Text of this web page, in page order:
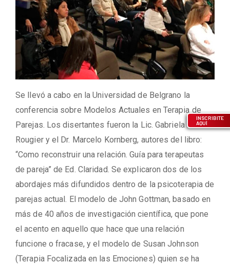
Se llevó a cabo en la Universidad de Belgrano la
conferencia sobre Modelos Actuales en Terapia de
Parejas. Los disertantes fueron la Lic. Gabriela
Rougier y el Dr. Marcelo Kornberg, autores del libro:
“Como reconstruir una relación. Guía para terapeutas
de pareja” de Ed. Claridad. Se explicaron dos de los
abordajes más difundidos dentro de la psicoterapia de
parejas actual. El modelo de John Gottman, basado en
más de 40 años de investigación científica, que pone
el acento en aquello que hace que una relación
funcione o fracase, y el modelo de Susan Johnson
(Terapia Focalizada en las Emociones) quien se ha
INSCRIBITE
AQUÍ